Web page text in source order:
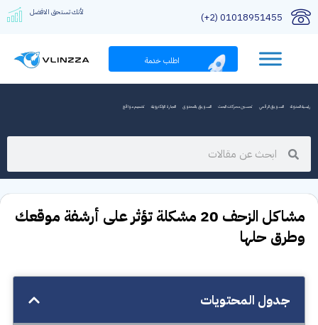
01018951455 (2+) لأنك تستحق الافضل
اطلب خدمة
رئيسية المدونة التسويق الرقمي تحسين محركات البحث التسويق بالمحتوى التجارة الإلكترونية تصميم مواقع
مشاكل الزحف 20 مشكلة تؤثر على أرشفة موقعك
وطرق حلها
جدول المحتويات